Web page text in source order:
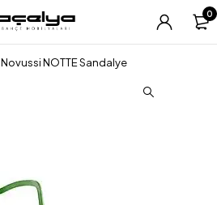
0
Novussi NOTTE Sandalye